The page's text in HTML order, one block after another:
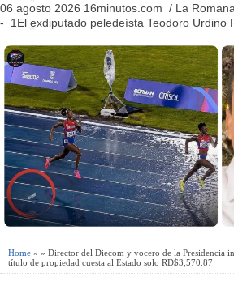
a
ti
o
n
06 agosto 2026 16minutos.com / La
- 1El exdiputado peledeísta Teodoro Urdino
Home » » Director del Diecom y vocero de la Presidencia
título de propiedad cuesta al Estado solo RD$3,570.87